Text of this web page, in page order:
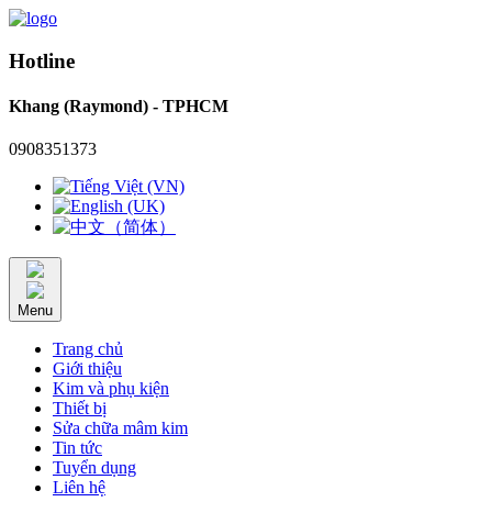
Hotline
Khang (Raymond) - TPHCM
0908351373
Menu
Trang chủ
Giới thiệu
Kim và phụ kiện
Thiết bị
Sửa chữa mâm kim
Tin tức
Tuyển dụng
Liên hệ